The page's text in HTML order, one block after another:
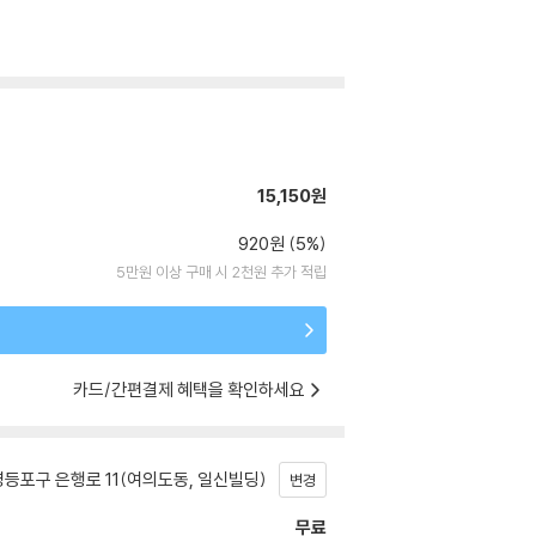
15,150원
920원 (5%)
5만원 이상 구매 시 2천원 추가 적립
카드/간편결제 혜택을 확인하세요
포구 은행로 11(여의도동, 일신빌딩) 변경
무료